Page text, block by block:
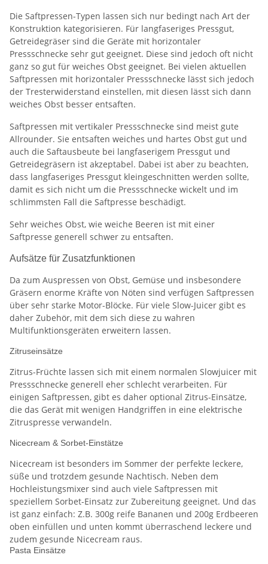
Die Saftpressen-Typen lassen sich nur bedingt nach Art der
Konstruktion kategorisieren. Für langfaseriges Pressgut,
Getreidegräser sind die Geräte mit horizontaler
Pressschnecke sehr gut geeignet. Diese sind jedoch oft nicht
ganz so gut für weiches Obst geeignet. Bei vielen aktuellen
Saftpressen mit horizontaler Pressschnecke lässt sich jedoch
der Tresterwiderstand einstellen, mit diesen lässt sich dann
weiches Obst besser entsaften.
Saftpressen mit vertikaler Pressschnecke sind meist gute
Allrounder. Sie entsaften weiches und hartes Obst gut und
auch die Saftausbeute bei langfaserigem Pressgut und
Getreidegräsern ist akzeptabel. Dabei ist aber zu beachten,
dass langfaseriges Pressgut kleingeschnitten werden sollte,
damit es sich nicht um die Pressschnecke wickelt und im
schlimmsten Fall die Saftpresse beschädigt.
Sehr weiches Obst, wie weiche Beeren ist mit einer
Saftpresse generell schwer zu entsaften.
Aufsätze für Zusatzfunktionen
Da zum Auspressen von Obst, Gemüse und insbesondere
Gräsern enorme Kräfte von Nöten sind verfügen Saftpressen
über sehr starke Motor-Blöcke. Für viele Slow-Juicer gibt es
daher Zubehör, mit dem sich diese zu wahren
Multifunktionsgeräten erweitern lassen.
Zitruseinsätze
Zitrus-Früchte lassen sich mit einem normalen Slowjuicer mit
Pressschnecke generell eher schlecht verarbeiten. Für
einigen Saftpressen, gibt es daher optional Zitrus-Einsätze,
die das Gerät mit wenigen Handgriffen in eine elektrische
Zitruspresse verwandeln.
Nicecream & Sorbet-Einstätze
Nicecream ist besonders im Sommer der perfekte leckere,
süße und trotzdem gesunde Nachtisch. Neben dem
Hochleistungsmixer sind auch viele Saftpressen mit
speziellem Sorbet-Einsatz zur Zubereitung geeignet. Und das
ist ganz einfach: Z.B. 300g reife Bananen und 200g Erdbeeren
oben einfüllen und unten kommt überraschend leckere und
zudem gesunde Nicecream raus.
Pasta Einsätze